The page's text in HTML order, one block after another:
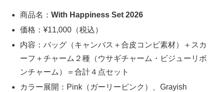
商品名：With Happiness Set 2026
価格：¥11,000（税込）
内容：バッグ（キャンバス＋合皮コンビ素材）＋スカ
ーフ＋チャーム２種（ウサギチャーム・ビジューリボ
ンチャーム）＝合計４点セット
カラー展開：Pink（ガーリーピンク）、Grayish